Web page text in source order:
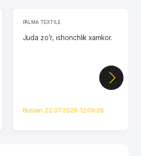
PALMA TEXTILE
Juda zo’r, ishonchlik xamkor.
Ruslan 22.07.2026 12:09:26